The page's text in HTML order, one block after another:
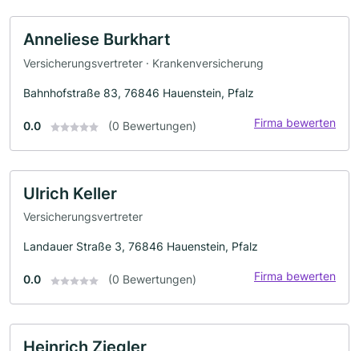
Anneliese Burkhart
Versicherungsvertreter · Krankenversicherung
Bahnhofstraße 83, 76846 Hauenstein, Pfalz
0.0 (0 Bewertungen) Firma bewerten
Ulrich Keller
Versicherungsvertreter
Landauer Straße 3, 76846 Hauenstein, Pfalz
0.0 (0 Bewertungen) Firma bewerten